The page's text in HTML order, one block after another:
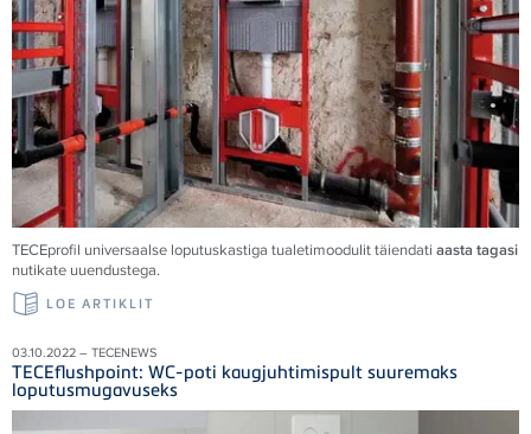
TECEprofil universaalse loputuskastiga tualetimoodulit täiendati aasta tagasi
nutikate uuendustega.
LOE ARTIKLIT
03.10.2022 – TECENEWS
TECEflushpoint: WC-poti kaugjuhtimispult suuremaks
loputusmugavuseks